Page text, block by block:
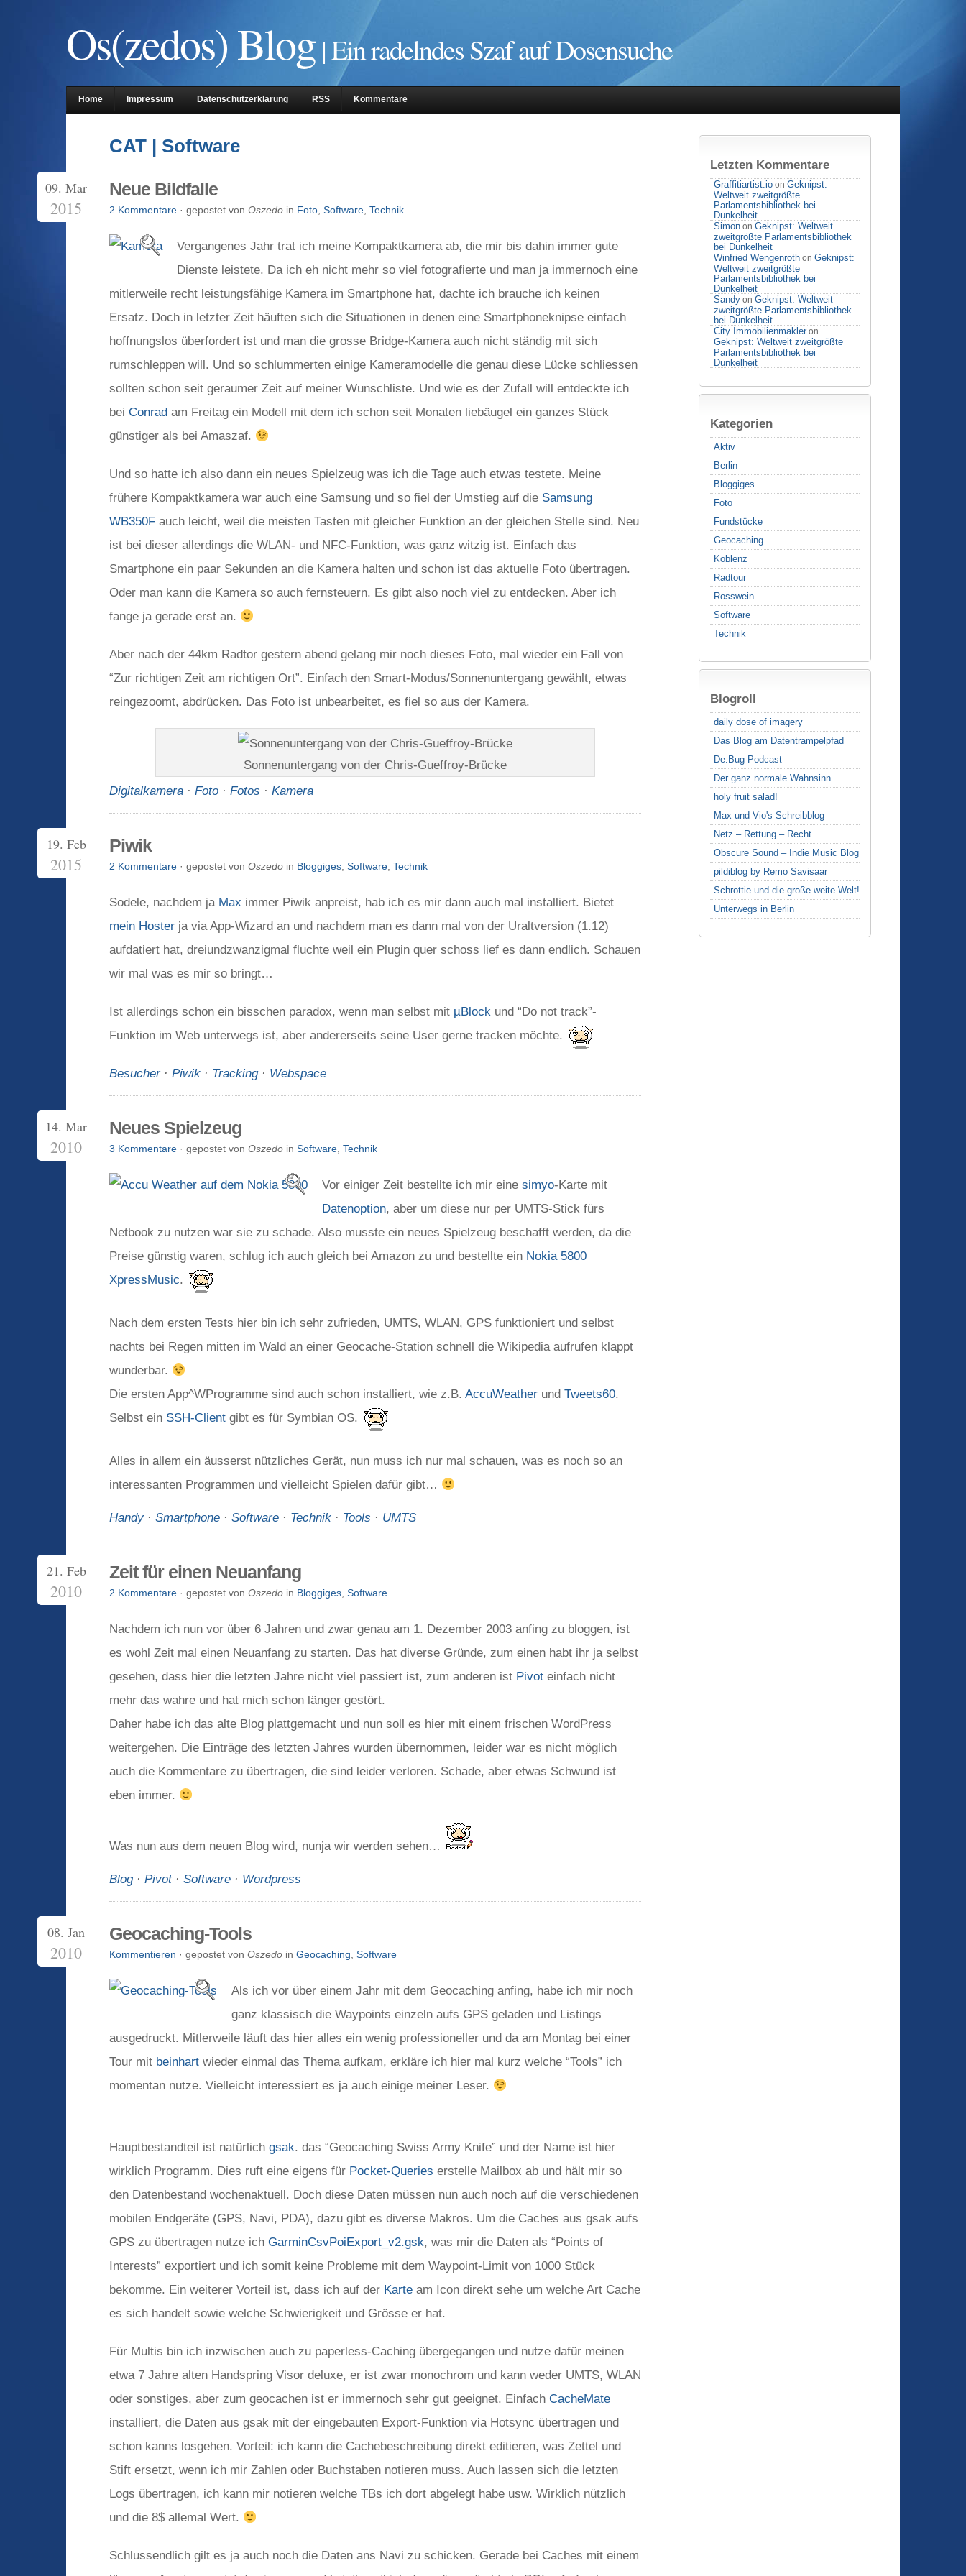
Os(zedos) Blog| Ein radelndes Szaf auf Dosensuche
Home Impressum Datenschutzerklärung RSS Kommentare
Letzten Kommentare
Graffitiartist.io on Geknipst:
Weltweit zweitgrößte
Parlamentsbibliothek bei
Dunkelheit
Simon on Geknipst: Weltweit
zweitgrößte Parlamentsbibliothek
bei Dunkelheit
Winfried Wengenroth on Geknipst:
Weltweit zweitgrößte
Parlamentsbibliothek bei
Dunkelheit
Sandy on Geknipst: Weltweit
zweitgrößte Parlamentsbibliothek
bei Dunkelheit
City Immobilienmakler on
Geknipst: Weltweit zweitgrößte
Parlamentsbibliothek bei
Dunkelheit
Kategorien
Aktiv
Berlin
Bloggiges
Foto
Fundstücke
Geocaching
Koblenz
Radtour
Rosswein
Software
Technik
Blogroll
daily dose of imagery
Das Blog am Datentrampelpfad
De:Bug Podcast
Der ganz normale Wahnsinn…
holy fruit salad!
Max und Vio's Schreibblog
Netz – Rettung – Recht
Obscure Sound – Indie Music Blog
pildiblog by Remo Savisaar
Schrottie und die große weite Welt!
Unterwegs in Berlin
CAT | Software
09. Mar
2015
Neue Bildfalle
2 Kommentare · gepostet von Oszedo in Foto Software Technik
Vergangenes Jahr trat ich meine Kompaktkamera ab, die mir bis dahin immer gute
Dienste leistete. Da ich eh nicht mehr so viel fotografierte und man ja immernoch eine
mitlerweile recht leistungsfähige Kamera im Smartphone hat, dachte ich brauche ich keinen
Ersatz. Doch in letzter Zeit häuften sich die Situationen in denen eine Smartphoneknipse einfach
hoffnungslos überfordert ist und man die grosse Bridge-Kamera auch nicht ständig mit sich
rumschleppen will. Und so schlummerten einige Kameramodelle die genau diese Lücke schliessen
sollten schon seit geraumer Zeit auf meiner Wunschliste. Und wie es der Zufall will entdeckte ich
bei Conrad am Freitag ein Modell mit dem ich schon seit Monaten liebäugel ein ganzes Stück
günstiger als bei Amaszaf.
Und so hatte ich also dann ein neues Spielzeug was ich die Tage auch etwas testete. Meine
frühere Kompaktkamera war auch eine Samsung und so fiel der Umstieg auf die Samsung
WB350F auch leicht, weil die meisten Tasten mit gleicher Funktion an der gleichen Stelle sind. Neu
ist bei dieser allerdings die WLAN- und NFC-Funktion, was ganz witzig ist. Einfach das
Smartphone ein paar Sekunden an die Kamera halten und schon ist das aktuelle Foto übertragen.
Oder man kann die Kamera so auch fernsteuern. Es gibt also noch viel zu entdecken. Aber ich
fange ja gerade erst an.
Aber nach der 44km Radtor gestern abend gelang mir noch dieses Foto, mal wieder ein Fall von
“Zur richtigen Zeit am richtigen Ort”. Einfach den Smart-Modus/Sonnenuntergang gewählt, etwas
reingezoomt, abdrücken. Das Foto ist unbearbeitet, es fiel so aus der Kamera.
Sonnenuntergang von der Chris-Gueffroy-Brücke
Digitalkamera · Foto · Fotos · Kamera
19. Feb
2015
Piwik
2 Kommentare · gepostet von Oszedo in Bloggiges Software Technik
Sodele, nachdem ja Max immer Piwik anpreist, hab ich es mir dann auch mal installiert. Bietet
mein Hoster ja via App-Wizard an und nachdem man es dann mal von der Uraltversion (1.12)
aufdatiert hat, dreiundzwanzigmal fluchte weil ein Plugin quer schoss lief es dann endlich. Schauen
wir mal was es mir so bringt…
Ist allerdings schon ein bisschen paradox, wenn man selbst mit µBlock und “Do not track”-
Funktion im Web unterwegs ist, aber andererseits seine User gerne tracken möchte.
Besucher· Piwik · Tracking· Webspace
14. Mar
2010
Neues Spielzeug
3 Kommentare · gepostet von Oszedo in Software Technik
Vor einiger Zeit bestellte ich mir eine simyo-Karte mit
Datenoption, aber um diese nur per UMTS-Stick fürs
Netbook zu nutzen war sie zu schade. Also musste ein neues Spielzeug beschafft werden, da die
Preise günstig waren, schlug ich auch gleich bei Amazon zu und bestellte ein Nokia 5800
XpressMusic.
Nach dem ersten Tests hier bin ich sehr zufrieden, UMTS, WLAN, GPS funktioniert und selbst
nachts bei Regen mitten im Wald an einer Geocache-Station schnell die Wikipedia aufrufen klappt
wunderbar.
Die ersten App^WProgramme sind auch schon installiert, wie z.B. AccuWeather und Tweets60.
Selbst ein SSH-Client gibt es für Symbian OS.
Alles in allem ein äusserst nützliches Gerät, nun muss ich nur mal schauen, was es noch so an
interessanten Programmen und vielleicht Spielen dafür gibt…
Handy· Smartphone · Software · Technik · Tools · UMTS
21. Feb
2010
Zeit für einen Neuanfang
2 Kommentare · gepostet von Oszedo in Bloggiges Software
Nachdem ich nun vor über 6 Jahren und zwar genau am 1. Dezember 2003 anfing zu bloggen, ist
es wohl Zeit mal einen Neuanfang zu starten. Das hat diverse Gründe, zum einen habt ihr ja selbst
gesehen, dass hier die letzten Jahre nicht viel passiert ist, zum anderen ist Pivot einfach nicht
mehr das wahre und hat mich schon länger gestört.
Daher habe ich das alte Blog plattgemacht und nun soll es hier mit einem frischen WordPress
weitergehen. Die Einträge des letzten Jahres wurden übernommen, leider war es nicht möglich
auch die Kommentare zu übertragen, die sind leider verloren. Schade, aber etwas Schwund ist
eben immer.
Was nun aus dem neuen Blog wird, nunja wir werden sehen…
Blog· Pivot· Software · Wordpress
08. Jan
2010
Geocaching-Tools
Kommentieren · gepostet von Oszedo in Geocaching Software
Als ich vor über einem Jahr mit dem Geocaching anfing, habe ich mir noch
ganz klassisch die Waypoints einzeln aufs GPS geladen und Listings
ausgedruckt. Mitlerweile läuft das hier alles ein wenig professioneller und da am Montag bei einer
Tour mit beinhart wieder einmal das Thema aufkam, erkläre ich hier mal kurz welche “Tools” ich
momentan nutze. Vielleicht interessiert es ja auch einige meiner Leser.
Hauptbestandteil ist natürlich gsak. das “Geocaching Swiss Army Knife” und der Name ist hier
wirklich Programm. Dies ruft eine eigens für Pocket-Queries erstelle Mailbox ab und hält mir so
den Datenbestand wochenaktuell. Doch diese Daten müssen nun auch noch auf die verschiedenen
mobilen Endgeräte (GPS, Navi, PDA), dazu gibt es diverse Makros. Um die Caches aus gsak aufs
GPS zu übertragen nutze ich GarminCsvPoiExport_v2.gsk, was mir die Daten als “Points of
Interests” exportiert und ich somit keine Probleme mit dem Waypoint-Limit von 1000 Stück
bekomme. Ein weiterer Vorteil ist, dass ich auf der Karte am Icon direkt sehe um welche Art Cache
es sich handelt sowie welche Schwierigkeit und Grösse er hat.
Für Multis bin ich inzwischen auch zu paperless-Caching übergegangen und nutze dafür meinen
etwa 7 Jahre alten Handspring Visor deluxe, er ist zwar monochrom und kann weder UMTS, WLAN
oder sonstiges, aber zum geocachen ist er immernoch sehr gut geeignet. Einfach CacheMate
installiert, die Daten aus gsak mit der eingebauten Export-Funktion via Hotsync übertragen und
schon kanns losgehen. Vorteil: ich kann die Cachebeschreibung direkt editieren, was Zettel und
Stift ersetzt, wenn ich mir Zahlen oder Buchstaben notieren muss. Auch lassen sich die letzten
Logs übertragen, ich kann mir notieren welche TBs ich dort abgelegt habe usw. Wirklich nützlich
und die 8$ allemal Wert.
Schlussendlich gilt es ja auch noch die Daten ans Navi zu schicken. Gerade bei Caches mit einem